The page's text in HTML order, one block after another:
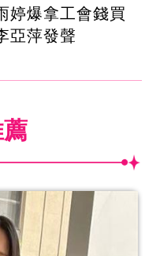
婷爆拿工會錢買
萍發聲